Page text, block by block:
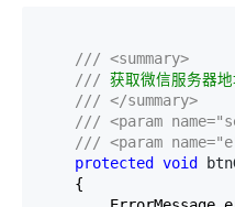
/// <summary>
/// 获取微信服务器地
/// </summary>
/// <param
/// <param
protected
void
    {